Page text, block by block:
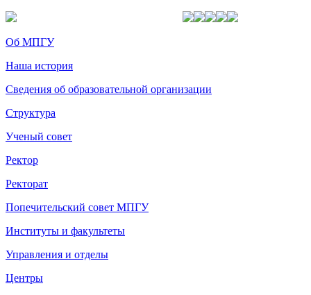
Об МПГУ
Наша история
Сведения об образовательной организации
Структура
Ученый совет
Ректор
Ректорат
Попечительский совет МПГУ
Институты и факультеты
Управления и отделы
Центры